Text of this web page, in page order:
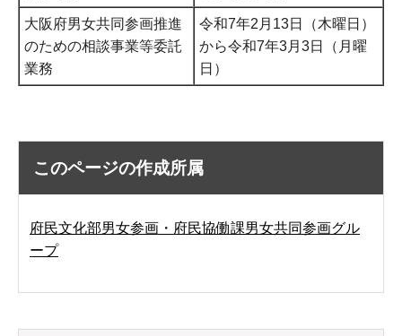
大阪府男女共同参画推進
のための相談事業等委託
業務
令和7年2月13日（木曜日）
から令和7年3月3日（月曜
日）
このページの作成所属
府民文化部男女参画・府民協働課男女共同参画グル
ープ